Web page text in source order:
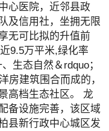
心医院，近邻县政
及信用社，坐拥无限
无可比拟的升值前
9.5万平米,绿化率
生态自然＆rdquo；
房建筑围合而成的，
高档生态社区。 龙
备设施完善，该区域
县新行政中心城区发